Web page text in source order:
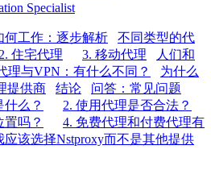
Specialist
何工作：逐步解析
不同类型的代
2. 住宅代理 3. 移动代理
人们和
理与VPN：有什么不同？
为什么
提供商
结论
问答：常见问题
么？
2. 使用代理是否合法？
吗？
4. 免费代理和付费代理有
应该选择Nstproxy而不是其他提供